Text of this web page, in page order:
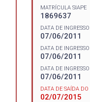
MATRÍCULA SIAPE
1869637
DATA DE
07/06/2011
DATA DE
07/06/2011
DATA DE
07/06/2011
DATA DE SAÍDA DO
02/07/2015